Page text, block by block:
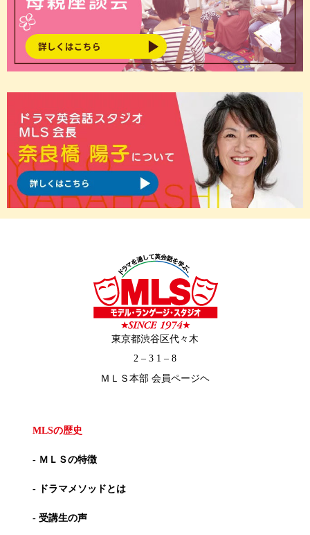
東京都渋谷区代々木
2 – 3 1 – 8
ＭＬＳ本部 会員ページヘ
MLSの歴史
- ＭＬＳの特徴
- ドラマメソッドとは
- 受講生の声